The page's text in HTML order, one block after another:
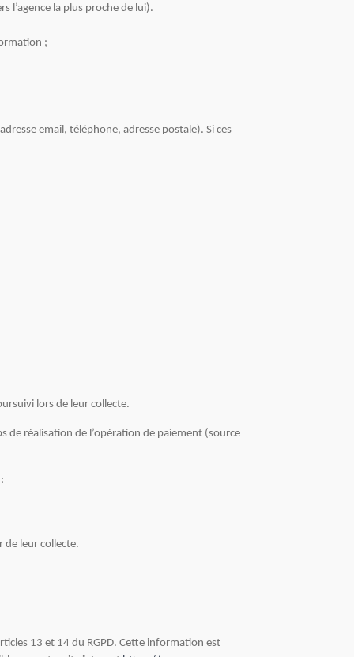
l’agence la plus proche de lui).
;
email, téléphone, adresse postale). Si ces
lors de leur collecte.
de réalisation de l’opération de paiement (source
de leur collecte.
13 et 14 du RGPD. Cette information est